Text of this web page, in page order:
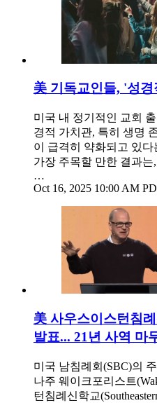
美 기독교인들, '성
미국 내 정기적인 교회
경적 가치관, 특히 생명
이 급격히 약화되고 있
가장 주목할 만한 결과
…
Oct 16, 2025 10:00 AM
美 사우스이스턴침
발표... 21년 사역 마
미국 남침례회(SBC)의
나주 웨이크포리스트
턴침례신학교